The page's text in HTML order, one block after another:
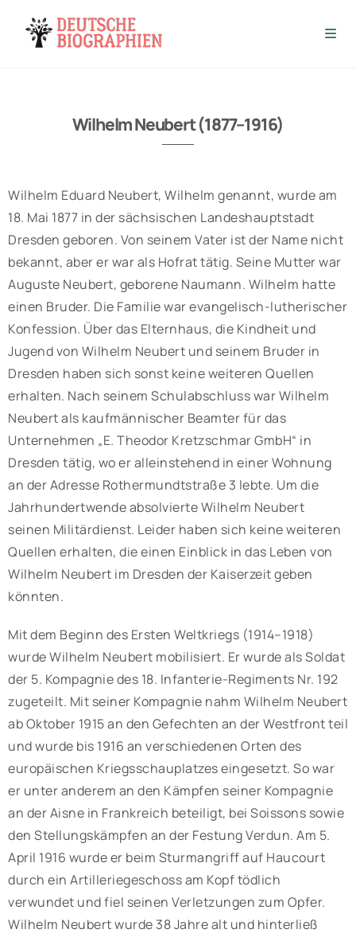
Wilhelm Neubert (1877–1916)
Wilhelm Eduard Neubert, Wilhelm genannt, wurde am
18. Mai 1877 in der sächsischen Landeshauptstadt
Dresden geboren. Von seinem Vater ist der Name nicht
bekannt, aber er war als Hofrat tätig. Seine Mutter war
Auguste Neubert, geborene Naumann. Wilhelm hatte
einen Bruder. Die Familie war evangelisch-lutherischer
Konfession. Über das Elternhaus, die Kindheit und
Jugend von Wilhelm Neubert und seinem Bruder in
Dresden haben sich sonst keine weiteren Quellen
erhalten. Nach seinem Schulabschluss war Wilhelm
Neubert als kaufmännischer Beamter für das
Unternehmen „E. Theodor Kretzschmar GmbH“ in
Dresden tätig, wo er alleinstehend in einer Wohnung
an der Adresse Rothermundtstraße 3 lebte. Um die
Jahrhundertwende absolvierte Wilhelm Neubert
seinen Militärdienst. Leider haben sich keine weiteren
Quellen erhalten, die einen Einblick in das Leben von
Wilhelm Neubert im Dresden der Kaiserzeit geben
könnten.
Mit dem Beginn des Ersten Weltkriegs (1914–1918)
wurde Wilhelm Neubert mobilisiert. Er wurde als Soldat
der 5. Kompagnie des 18. Infanterie-Regiments Nr. 192
zugeteilt. Mit seiner Kompagnie nahm Wilhelm Neubert
ab Oktober 1915 an den Gefechten an der Westfront teil
und wurde bis 1916 an verschiedenen Orten des
europäischen Kriegsschauplatzes eingesetzt. So war
er unter anderem an den Kämpfen seiner Kompagnie
an der Aisne in Frankreich beteiligt, bei Soissons sowie
den Stellungskämpfen an der Festung Verdun. Am 5.
April 1916 wurde er beim Sturmangriff auf Haucourt
durch ein Artilleriegeschoss am Kopf tödlich
verwundet und fiel seinen Verletzungen zum Opfer.
Wilhelm Neubert wurde 38 Jahre alt und hinterließ